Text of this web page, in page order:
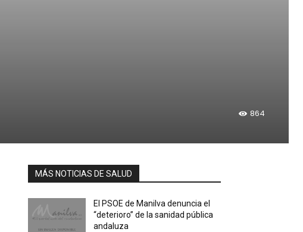
864
MÁS NOTICIAS DE SALUD
El PSOE de Manilva denuncia el
“deterioro” de la sanidad pública
andaluza